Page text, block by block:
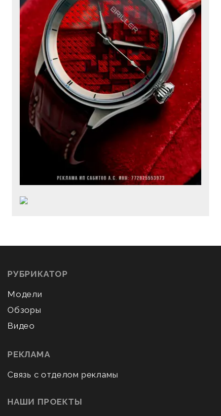
РУБРИКАТОР
Модели
Обзоры
Видео
РЕКЛАМА
Связь с отделом рекламы
НАШИ ПРОЕКТЫ